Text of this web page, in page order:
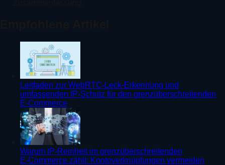
Leitfaden zur WebRTC-Leck-Erkennung und
umfassenden IP-Schutz für den grenzüberschreitenden
E-Commerce
Warum IP-Reinheit im grenzüberschreitenden
E‑Commerce zählt: Kontoverknüpfungen vermeiden